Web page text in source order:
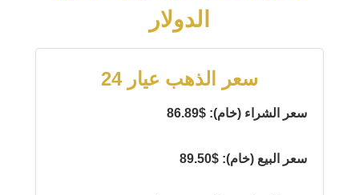
الدولار
سعر الذهب عيار 24
سعر الشراء (خام): $86.89
سعر البيع (خام): $89.50